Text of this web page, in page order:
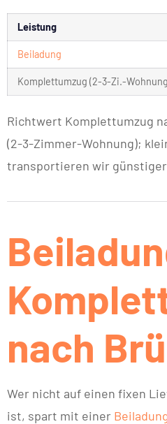
Leistung
Beiladung
Komplettumzug (2-3-Zi.-
Richtwert Komplettumzug
(2-3-Zimmer-Wohnung);
transportieren wir
nach
Wer nicht auf einen fixen
ist, spart mit einer